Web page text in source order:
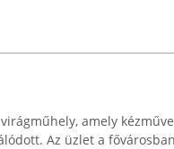
amely
Az üzlet a